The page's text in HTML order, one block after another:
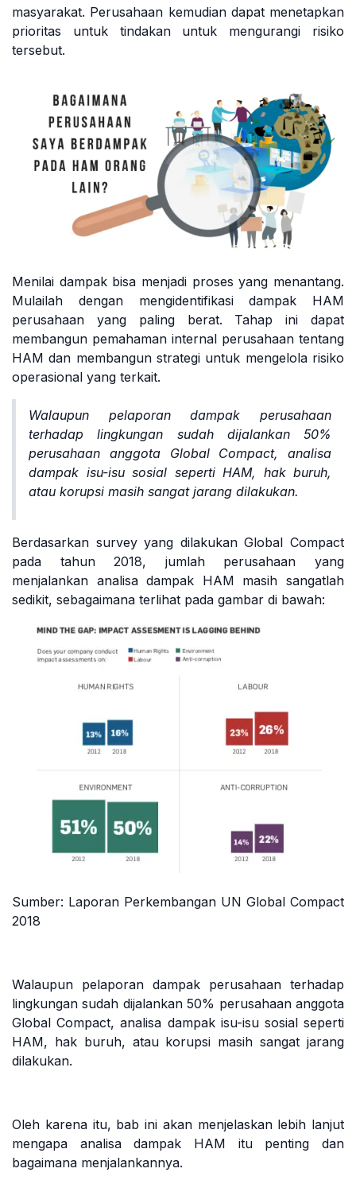
masyarakat. Perusahaan kemudian dapat menetapkan
prioritas untuk tindakan untuk mengurangi risiko
tersebut.
Menilai dampak bisa menjadi proses yang menantang.
Mulailah dengan mengidentifikasi dampak HAM
perusahaan yang paling berat. Tahap ini dapat
membangun pemahaman internal perusahaan tentang
HAM dan membangun strategi untuk mengelola risiko
operasional yang terkait.
Walaupun pelaporan dampak perusahaan
terhadap lingkungan sudah dijalankan 50%
perusahaan anggota Global Compact, analisa
dampak isu-isu sosial seperti HAM, hak buruh,
atau korupsi masih sangat jarang dilakukan.
Berdasarkan survey yang dilakukan Global Compact
pada tahun 2018, jumlah perusahaan yang
menjalankan analisa dampak HAM masih sangatlah
sedikit, sebagaimana terlihat pada gambar di bawah:
Sumber: Laporan Perkembangan UN Global Compact
2018
Walaupun pelaporan dampak perusahaan terhadap
lingkungan sudah dijalankan 50% perusahaan anggota
Global Compact, analisa dampak isu-isu sosial seperti
HAM, hak buruh, atau korupsi masih sangat jarang
dilakukan.
Oleh karena itu, bab ini akan menjelaskan lebih lanjut
mengapa analisa dampak HAM itu penting dan
bagaimana menjalankannya.